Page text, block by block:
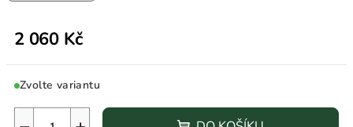
2 060 Kč
Zvolte variantu